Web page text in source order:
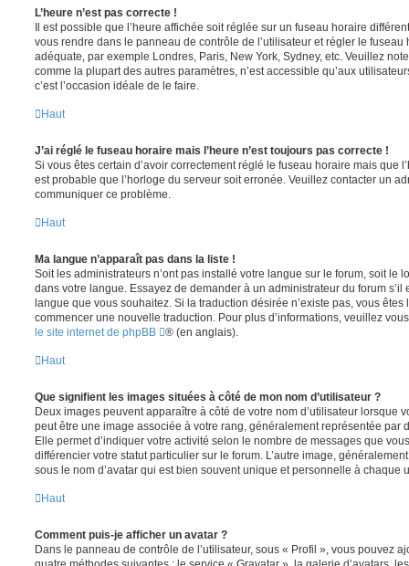
L’heure n’est pas correcte !
Il est possible que l’heure affichée soit réglée sur un fuseau horaire
vous rendre dans le panneau de contrôle de l’utilisateur et régler le
adéquate, par exemple Londres, Paris, New York, Sydney, etc. Veuillez
comme la plupart des autres paramètres, n’est accessible qu’aux
c’est l’occasion idéale de le faire.
Haut
J’ai réglé le fuseau horaire mais l’heure n’est toujours pas correcte !
Si vous êtes certain d’avoir correctement réglé le fuseau horaire mais que
est probable que l’horloge du serveur soit erronée. Veuillez contacter un
communiquer ce problème.
Haut
Ma langue n’apparaît pas dans la liste !
Soit les administrateurs n’ont pas installé votre langue sur le forum, soit le
dans votre langue. Essayez de demander à un administrateur du forum s’il
langue que vous souhaitez. Si la traduction désirée n’existe pas, vous
commencer une nouvelle traduction. Pour plus d’informations, veuillez
le site internet de phpBB
® (en anglais).
Haut
Que signifient les images situées à côté de mon nom d’utilisateur ?
Deux images peuvent apparaître à côté de votre nom d’utilisateur lorsque
peut être une image associée à votre rang, généralement représentée par
Elle permet d’indiquer votre activité selon le nombre de messages que
différencier votre statut particulier sur le forum. L’autre image,
sous le nom d’avatar qui est bien souvent unique et personnelle à chaque
Haut
Comment puis-je afficher un avatar ?
Dans le panneau de contrôle de l’utilisateur, sous « Profil », vous pouvez